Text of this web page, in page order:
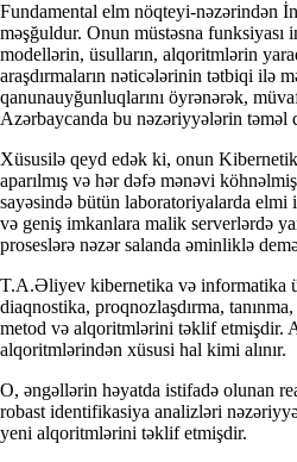
Fundamental elm nöqteyi-nəzərindən
məşğuldur. Onun müstəsna funksiyası
modellərin, üsulların, alqoritmlərin
araşdırmaların nəticələrinin tətbiqi ilə
qanunauyğunluqlarını öyrənərək,
Azərbaycanda bu nəzəriyyələrin təməl
Xüsusilə qeyd edək ki, onun
aparılmış və hər dəfə mənəvi
sayəsində bütün laboratoriyalarda
və geniş imkanlara malik serverlərdə
proseslərə nəzər salanda əminliklə
T.A.Əliyev kibernetika və informatika
diaqnostika, proqnozlaşdırma,
metod və alqoritmlərini təklif etmişdir.
alqoritmlərindən xüsusi hal kimi alınır.
O, əngəllərin həyatda istifadə olunan
robast identifikasiya analizləri
yeni alqoritmlərini təklif etmişdir.